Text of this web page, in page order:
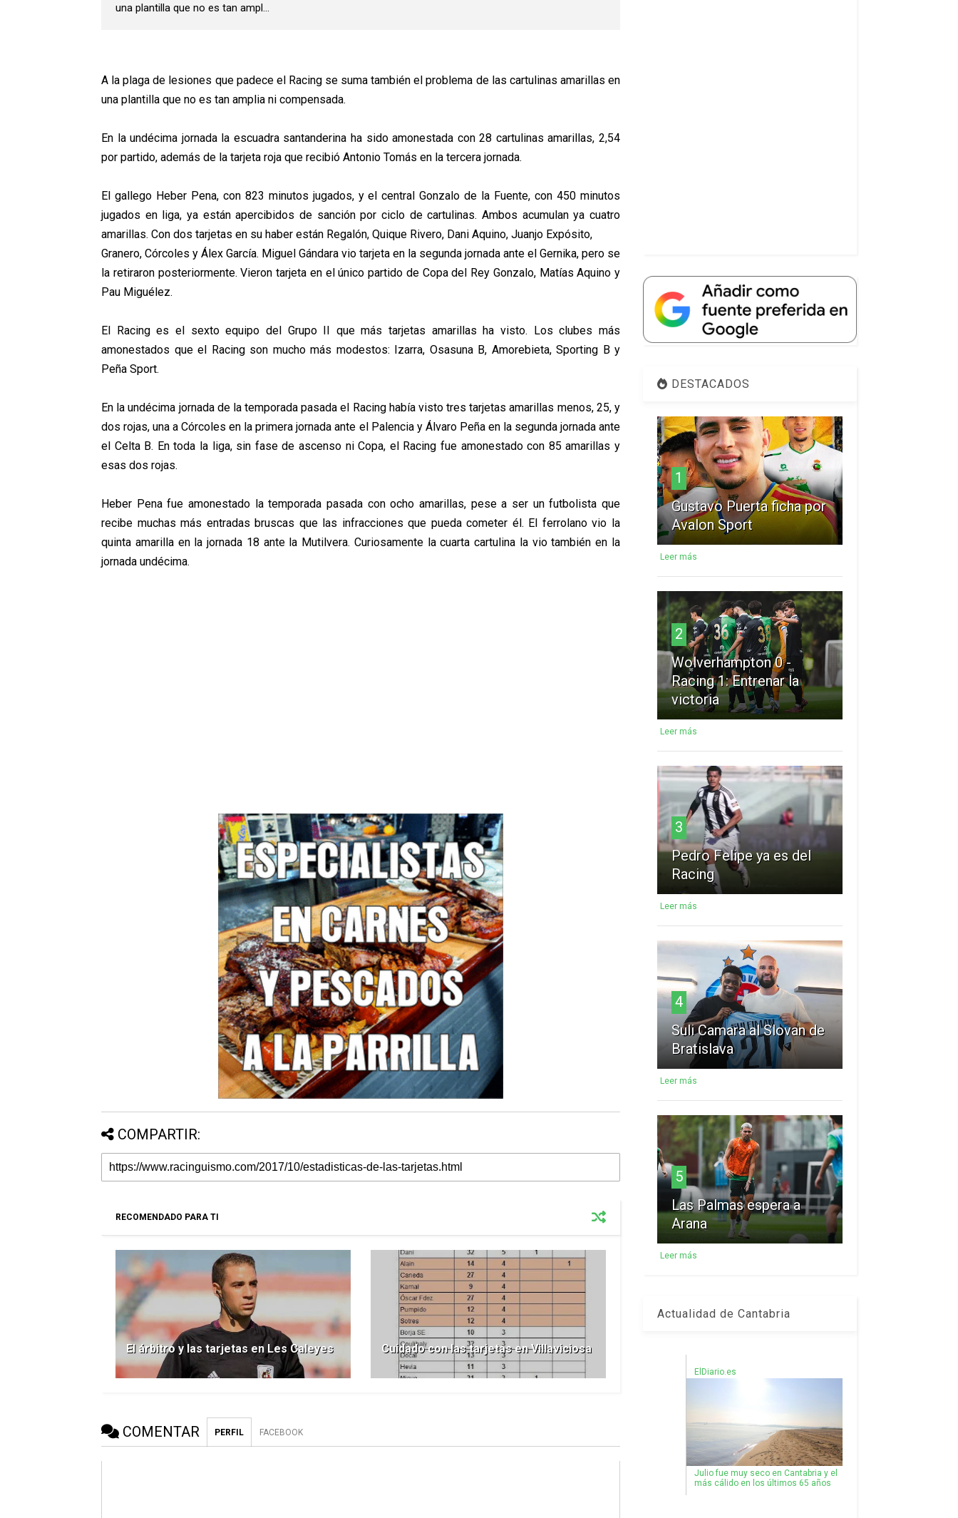
una plantilla que no es tan ampl...
A la plaga de lesiones que padece el Racing se suma también el problema de las cartulinas amarillas en
una plantilla que no es tan amplia ni compensada.
En la undécima jornada la escuadra santanderina ha sido amonestada con 28 cartulinas amarillas, 2,54
por partido, además de la tarjeta roja que recibió Antonio Tomás en la tercera jornada.
El gallego Heber Pena, con 823 minutos jugados, y el central Gonzalo de la Fuente, con 450 minutos
jugados en liga, ya están apercibidos de sanción por ciclo de cartulinas. Ambos acumulan ya cuatro
amarillas. Con dos tarjetas en su haber están Regalón, Quique Rivero, Dani Aquino, Juanjo Expósito,
Granero, Córcoles y Álex García. Miguel Gándara vio tarjeta en la segunda jornada ante el Gernika, pero se
la retiraron posteriormente. Vieron tarjeta en el único partido de Copa del Rey Gonzalo, Matías Aquino y
Pau Miguélez.
El Racing es el sexto equipo del Grupo II que más tarjetas amarillas ha visto. Los clubes más
amonestados que el Racing son mucho más modestos: Izarra, Osasuna B, Amorebieta, Sporting B y
Peña Sport.
En la undécima jornada de la temporada pasada el Racing había visto tres tarjetas amarillas menos, 25, y
dos rojas, una a Córcoles en la primera jornada ante el Palencia y Álvaro Peña en la segunda jornada ante
el Celta B. En toda la liga, sin fase de ascenso ni Copa, el Racing fue amonestado con 85 amarillas y
esas dos rojas.
Heber Pena fue amonestado la temporada pasada con ocho amarillas, pese a ser un futbolista que
recibe muchas más entradas bruscas que las infracciones que pueda cometer él. El ferrolano vio la
quinta amarilla en la jornada 18 ante la Mutilvera. Curiosamente la cuarta cartulina la vio también en la
jornada undécima.
COMPARTIR:
RECOMENDADO PARA TI
El árbitro y las tarjetas en Les Caleyes Cuidado con las tarjetas en Villaviciosa
COMENTAR PERFIL FACEBOOK
DESTACADOS
1
Gustavo Puerta ficha por
Avalon Sport
Leer más
2
Wolverhampton 0 -
Racing 1: Entrenar la
victoria
Leer más
3
Pedro Felipe ya es del
Racing
Leer más
4
Suli Camara al Slovan de
Bratislava
Leer más
5
Las Palmas espera a
Arana
Leer más
Actualidad de Cantabria
ElDiario.es
Julio fue muy seco en Cantabria y el
más cálido en los últimos 65 años